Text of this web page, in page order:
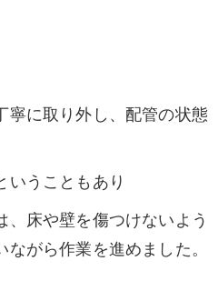
寧に取り外し、配管の状態
いうこともあり
、床や壁を傷つけないよう
がら作業を進めました。